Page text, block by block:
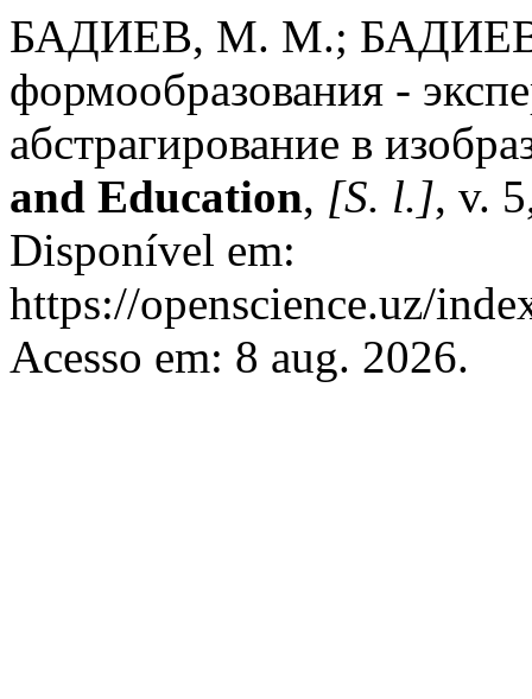
БАДИЕВ, М. М.;
формообразования -
абстрагирование в
and Education, [S. l.], v.
Disponível em:
https://openscience.uz/
Acesso em: 8 aug. 2026.